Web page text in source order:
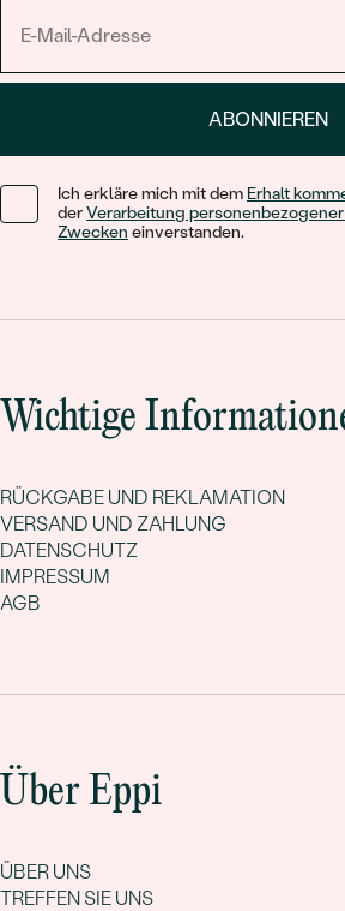
ABONNIEREN
Ich erkläre mich mit dem Erhalt
derVerarbeitung
Zwecken einverstanden.
Wichtige
RÜCKGABE UND REKLAMATION
VERSAND UND ZAHLUNG
DATENSCHUTZ
IMPRESSUM
AGB
Über Eppi
ÜBER UNS
TREFFEN SIE UNS